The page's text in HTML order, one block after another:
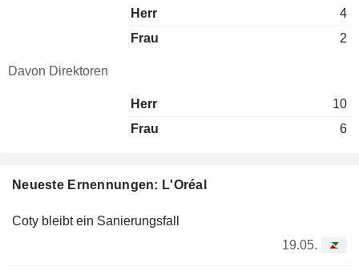
Neueste Ernennungen: L'Oréal
Coty bleibt ein Sanierungsfall
19.05.
Herr
4
Frau
2
Davon Direktoren
Herr
10
Frau
6